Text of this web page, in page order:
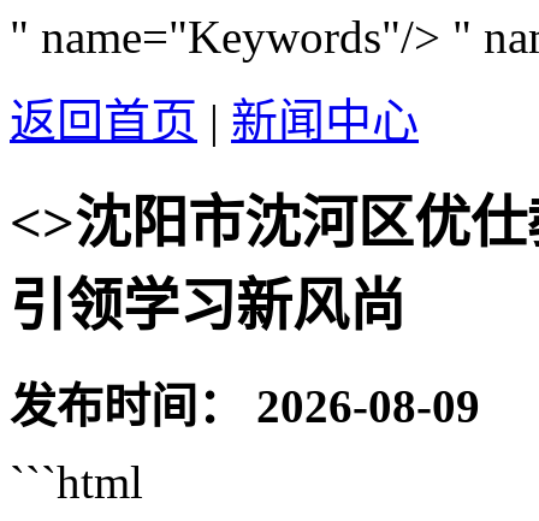
" name="Keywords"/> "
返回首页 | 新闻中心
<>沈阳市沈河区优
引领学习新风尚
发布时间：
2026-08-09
```html